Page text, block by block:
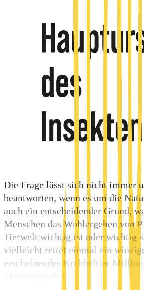
Die Frage lässt sich nicht immer
beantworten, wenn es um die
auch ein entscheidender Grund,
Menschen das Wohlergehen von
Tierwelt wichtig ist oder wichtig
vielleicht rettet einmal ein
erscheinendes Krabbeltier
Menschenleben.